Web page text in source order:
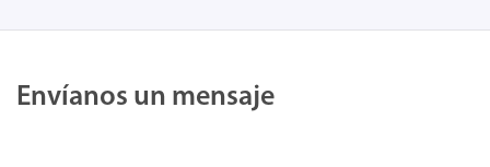
Envíanos un mensaje